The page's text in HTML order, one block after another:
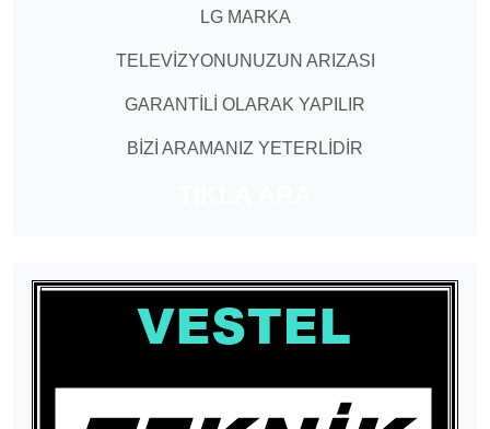
LG MARKA
TELEVİZYONUNUZUN ARIZASI
GARANTİLİ OLARAK YAPILIR
BİZİ ARAMANIZ YETERLİDİR